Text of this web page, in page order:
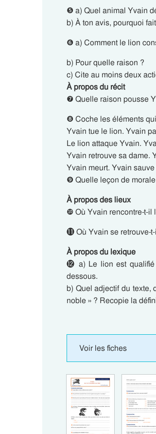
❺ a) Quel animal Yvain
b) À ton avis, pourquoi
❻ a) Comment le lion
b) Pour quelle raison ?
c) Cite au moins deux
À propos du récit
❼ Quelle raison pousse
❽ Coche les éléments
Yvain tue le lion. Yvain
Le lion attaque Yvain.
Yvain retrouve sa dame.
Yvain meurt. Yvain
❾ Quelle leçon de
À propos des lieux
❿ Où Yvain rencontre-t-il
⓫ Où Yvain se retrouve-
À propos du lexique
⓬ a) Le lion est qualifié
dessous.
b) Quel adjectif du texte,
noble » ? Recopie la
Voir les fiches